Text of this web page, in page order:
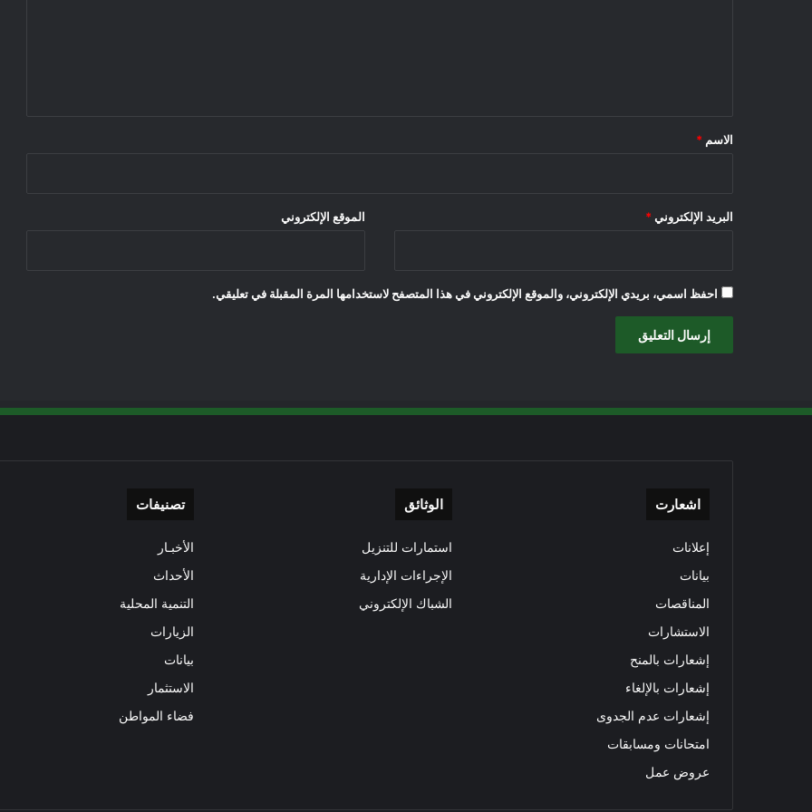
*
الاسم *
البريد الإلكتروني * الموقع الإلكتروني
احفظ اسمي، بريدي الإلكتروني، والموقع الإلكتروني في هذا المتصفح لاستخدامها المرة المقبلة في تعليقي.
اشعارت
إعلانات
بيانات
المناقصات
الاستشارات
إشعارات بالمنح
إشعارات بالإلغاء
إشعارات عدم الجدوى
امتحانات ومسابقات
عروض عمل
الوثائق
استمارات للتنزيل
الإجراءات الإدارية
الشباك الإلكتروني
تصنيفات
الأخبـار
الأحداث
التنمية المحلية
الزيارات
بيانات
الاستثمار
فضاء المواطن